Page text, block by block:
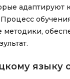
адаптируют
методики,
языку